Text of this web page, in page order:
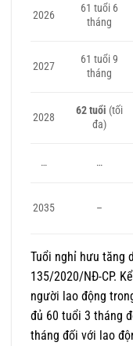
2026
61 tuổi 6
tháng
2027
61 tuổi 9
tháng
2028
62 tuổi (tối
đa)
… …
2035 –
Tuổi nghỉ hưu tăng
135/2020/NĐ-CP.
người lao động
đủ 60 tuổi 3 tháng
tháng đối với lao